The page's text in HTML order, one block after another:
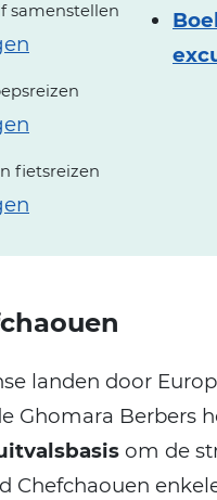
samenstellen
fietsreizen
landen door
Ghomara Berbers
om de
Chefchaouen